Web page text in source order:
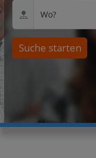
Wo?
Suche starten